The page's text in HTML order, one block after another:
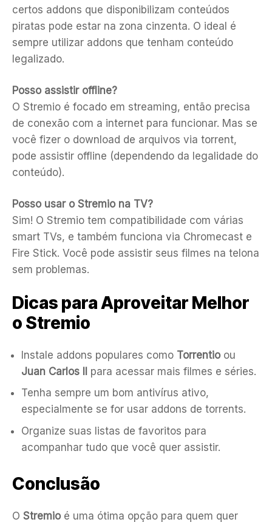
certos addons que disponibilizam conteúdos
piratas pode estar na zona cinzenta. O ideal é
sempre utilizar addons que tenham conteúdo
legalizado.
Posso assistir offline?
O Stremio é focado em streaming, então precisa
de conexão com a internet para funcionar. Mas se
você fizer o download de arquivos via torrent,
pode assistir offline (dependendo da legalidade do
conteúdo).
Posso usar o Stremio na TV?
Sim! O Stremio tem compatibilidade com várias
smart TVs, e também funciona via Chromecast e
Fire Stick. Você pode assistir seus filmes na telona
sem problemas.
Dicas para Aproveitar Melhor
o Stremio
Instale addons populares como Torrentioou
Juan Carlos II para acessar mais filmes e séries.
Tenha sempre um bom antivírus ativo,
especialmente se for usar addons de torrents.
Organize suas listas de favoritos para
acompanhar tudo que você quer assistir.
Conclusão
O Stremioé uma ótima opção para quem quer